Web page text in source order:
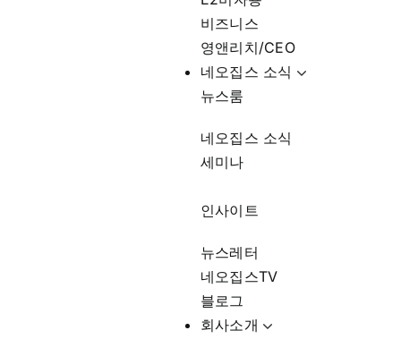
비즈니스
영앤리치/CEO
네오집스 소식
뉴스룸
네오집스 소식
세미나
인사이트
뉴스레터
네오집스TV
블로그
회사소개